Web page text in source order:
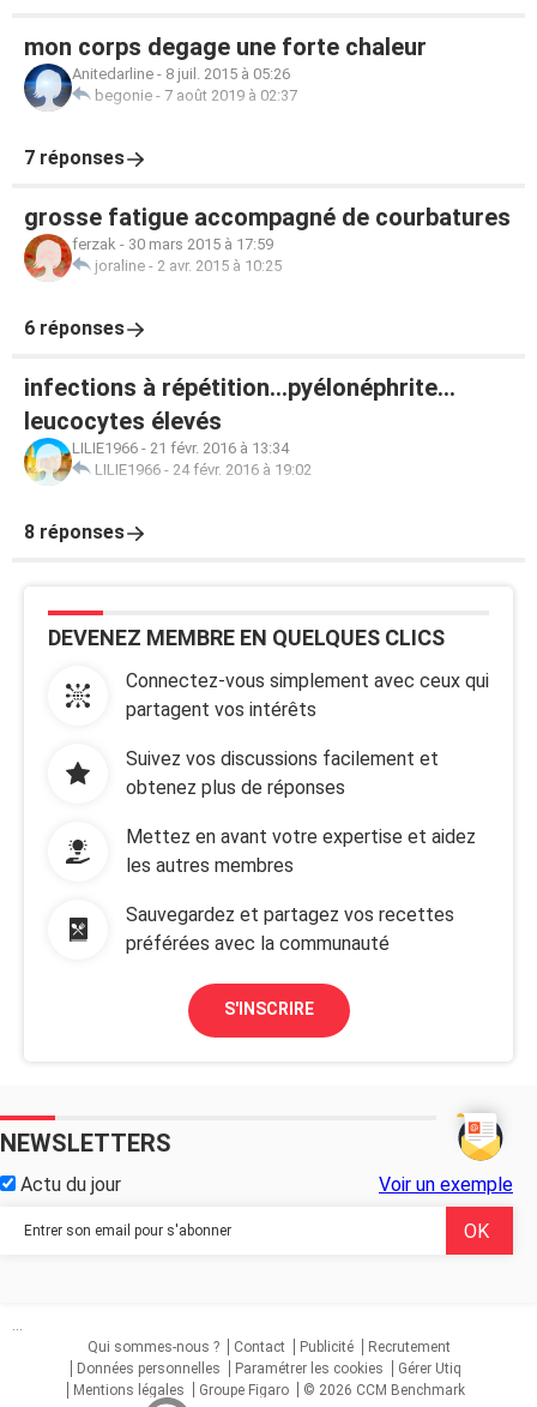
mon corps degage une forte chaleur
Anitedarline - 8 juil. 2015 à 05:26
begonie - 7 août 2019 à 02:37
7 réponses
grosse fatigue accompagné de courbatures
ferzak - 30 mars 2015 à 17:59
joraline - 2 avr. 2015 à 10:25
6 réponses
infections à répétition...pyélonéphrite...
leucocytes élevés
LILIE1966 - 21 févr. 2016 à 13:34
LILIE1966 - 24 févr. 2016 à 19:02
8 réponses
DEVENEZ MEMBRE EN QUELQUES CLICS
Connectez-vous simplement avec ceux qui
partagent vos intérêts
Suivez vos discussions facilement et
obtenez plus de réponses
Mettez en avant votre expertise et aidez
les autres membres
Sauvegardez et partagez vos recettes
préférées avec la communauté
S'INSCRIRE
NEWSLETTERS
Actu du jour Voir un exemple
...
Qui sommes-nous ?
Contact Publicité
Recrutement
Données personnelles
Paramétrer les cookies
Gérer Utiq
Mentions légales
Groupe Figaro © 2026 CCM Benchmark